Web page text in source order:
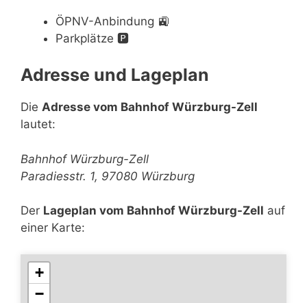
ÖPNV-Anbindung 🚉
Parkplätze 🅿️
Adresse und Lageplan
Die Adresse vom Bahnhof Würzburg-Zell
lautet:
Bahnhof Würzburg-Zell
Paradiesstr. 1, 97080 Würzburg
Der Lageplan vom Bahnhof Würzburg-Zell auf
einer Karte:
+
−